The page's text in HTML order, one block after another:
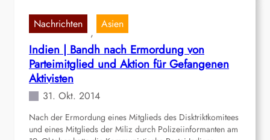
i
z
e
p
e
n
e
e
i
n
a
a
s
o
Nachrichten
,
Asien
Indien | Bandh nach Ermordung von
Parteimitglied und Aktion für Gefangenen
Aktivisten
31. Okt. 2014
Nach der Ermordung eines Mitglieds des Disktriktkomitees
und eines Mitglieds der Miliz durch Polizeiinformanten am